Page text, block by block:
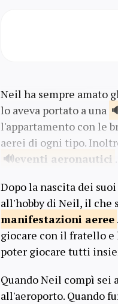
Neil ha sempre amato
lo aveva portato a una
l'appartamento con le
aerei di ogni tipo.
eventi aeronautici .
Dopo la nascita dei
all'hobby di Neil, il che
manifestazioni aeree
giocare con il fratello e
poter giocare tutti
Quando Neil compì sei
all'aeroporto. Quando